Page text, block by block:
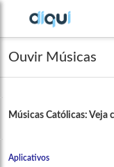
Ouvir Músicas
Músicas Católicas:
Aplicativos